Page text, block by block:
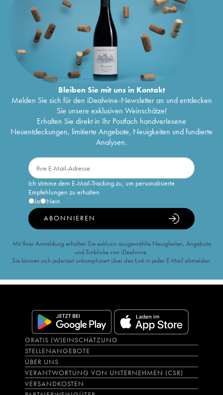
Bleiben Sie mit uns in Kontakt
Melden Sie sich für den iDealwine-Newsletter an und entdecken
Sie unsere exklusiven Weinschätze!
Erhalten Sie direkt in Ihr Postfach handverlesene
Neuentdeckungen, limitierte Angebote, Neuigkeiten und fundierte
Analysen.
Ich stimme dem E-Mail-Tracking zu, um personalisierte
Empfehlungen zu erhalten
Ja
Nein
ABONNIEREN
Mit Ihrer Anmeldung erhalten Sie exklusiv ausgewählte Neuigkeiten, Angebote
und Einblicke von iDealwine.
Sie können sich jederzeit unkompliziert über den Link in jeder E-Mail abmelden.
GRATIS (W)EINSCHÄTZUNG
STELLENANGEBOTE
ÜBER UNS
VERANTWORTUNG VON UNTERNEHMEN (CSR)
VERSANDKOSTEN